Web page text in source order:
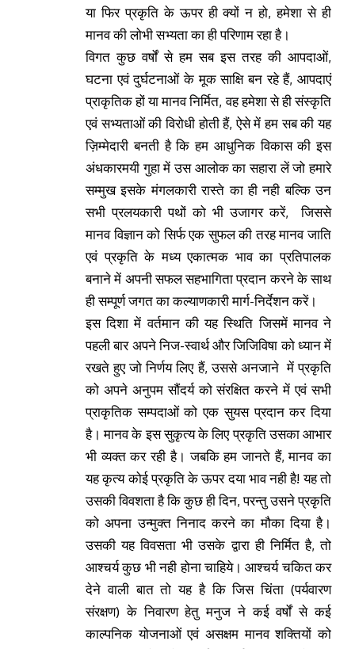
या फिर प्रकृति के ऊपर ही क्यों न हो, हमेशा से ही
मानव की लोभी सभ्यता का ही परिणाम रहा है।
विगत कुछ वर्षों से हम सब इस तरह की आपदाओं,
घटना एवं दुर्घटनाओं के मूक साक्षि बन रहे हैं, आपदाएं
प्राकृतिक हों या मानव निर्मित, वह हमेशा से ही संस्कृति
एवं सभ्यताओं की विरोधी होती हैं, ऐसे में हम सब की यह
ज़िम्मेदारी बनती है कि हम आधुनिक विकास की इस
अंधकारमयी गुहा में उस आलोक का सहारा लें जो हमारे
सम्मुख इसके मंगलकारी रास्ते का ही नही बल्कि उन
सभी प्रलयकारी पथों को भी उजागर करें, जिससे
मानव विज्ञान को सिर्फ एक सुफल की तरह मानव जाति
एवं प्रकृति के मध्य एकात्मक भाव का प्रतिपालक
बनाने में अपनी सफल सहभागिता प्रदान करने के साथ
ही सम्पूर्ण जगत का कल्याणकारी मार्ग-निर्देशन करें।
इस दिशा में वर्तमान की यह स्थिति जिसमें मानव ने
पहली बार अपने निज-स्वार्थ और जिजिविषा को ध्यान में
रखते हुए जो निर्णय लिए हैं, उससे अनजाने में प्रकृति
को अपने अनुपम सौंदर्य को संरक्षित करने में एवं सभी
प्राकृतिक सम्पदाओं को एक सुयस प्रदान कर दिया
है। मानव के इस सुकृत्य के लिए प्रकृति उसका आभार
भी व्यक्त कर रही है। जबकि हम जानते हैं, मानव का
यह कृत्य कोई प्रकृति के ऊपर दया भाव नही है! यह तो
उसकी विवशता है कि कुछ ही दिन, परन्तु उसने प्रकृति
को अपना उन्मुक्त निनाद करने का मौका दिया है।
उसकी यह विवसता भी उसके द्वारा ही निर्मित है, तो
आश्चर्य कुछ भी नही होना चाहिये। आश्चर्य चकित कर
देने वाली बात तो यह है कि जिस चिंता (पर्यवारण
संरक्षण) के निवारण हेतु मनुज ने कई वर्षों से कई
काल्पनिक योजनाओं एवं असक्षम मानव शक्तियों को